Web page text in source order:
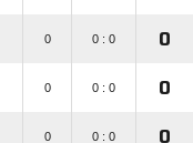
0 0 : 0 0
0 0 : 0 0
0 0 : 0 0